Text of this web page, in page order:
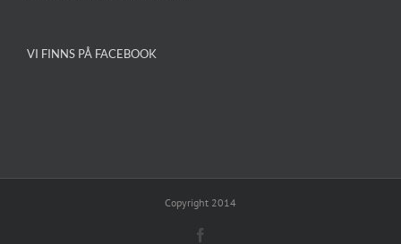
VI FINNS PÅ FACEBOOK
Copyright 2014